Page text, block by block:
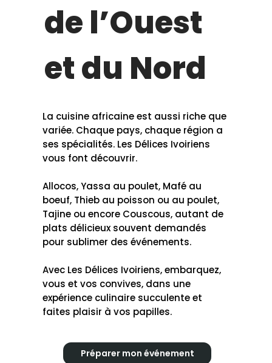
de l’Ouest
et du Nord
La cuisine africaine est aussi riche que
variée. Chaque pays, chaque région a
ses spécialités. Les Délices Ivoiriens
vous font découvrir.
Allocos, Yassa au poulet, Mafé au
boeuf, Thieb au poisson ou au poulet,
Tajine ou encore Couscous, autant de
plats délicieux souvent demandés
pour sublimer des événements.
Avec Les Délices Ivoiriens, embarquez,
vous et vos convives, dans une
expérience culinaire succulente et
faites plaisir à vos papilles.
Préparer mon événement